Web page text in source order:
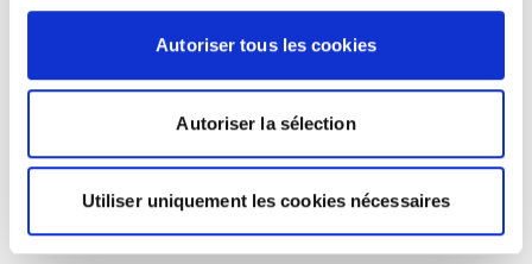
Autoriser tous les cookies
Autoriser la sélection
Utiliser uniquement les cookies nécessaires